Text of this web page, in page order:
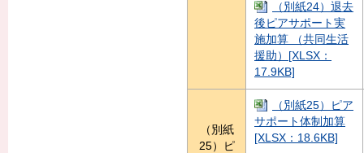
（別紙24）退去
後ピアサポート実
施加算 （共同生活
援助）[XLSX：
17.9KB]
（別紙
25）ピ
（別紙25）ピア
サポート体制加算
[XLSX：18.6KB]